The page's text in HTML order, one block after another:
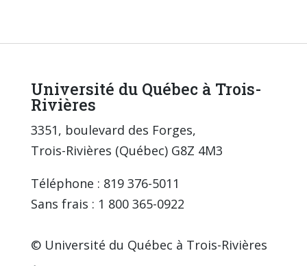
Université du Québec à Trois-
Rivières
3351, boulevard des Forges,
Trois-Rivières (Québec) G8Z 4M3
Téléphone : 819 376-5011
Sans frais : 1 800 365-0922
© Université du Québec à Trois-Rivières